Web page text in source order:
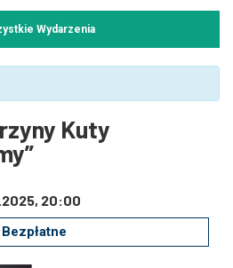
Czcionki
spellcheck
Wydarzenia
Kuty
20:00
Bezpłatne